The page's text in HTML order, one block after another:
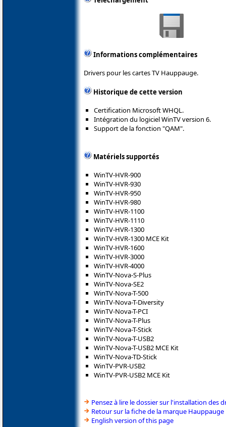
Informations complémentaires
Drivers pour les cartes TV Hauppauge.
Historique de cette version
Certification Microsoft WHQL.
Intégration du logiciel WinTV version 6.
Support de la fonction "QAM".
Matériels supportés
WinTV-HVR-900
WinTV-HVR-930
WinTV-HVR-950
WinTV-HVR-980
WinTV-HVR-1100
WinTV-HVR-1110
WinTV-HVR-1300
WinTV-HVR-1300 MCE Kit
WinTV-HVR-1600
WinTV-HVR-3000
WinTV-HVR-4000
WinTV-Nova-S-Plus
WinTV-Nova-SE2
WinTV-Nova-T-500
WinTV-Nova-T-Diversity
WinTV-Nova-T-PCI
WinTV-Nova-T-Plus
WinTV-Nova-T-Stick
WinTV-Nova-T-USB2
WinTV-Nova-T-USB2 MCE Kit
WinTV-Nova-TD-Stick
WinTV-PVR-USB2
WinTV-PVR-USB2 MCE Kit
Pensez à lire le dossier sur l'installation des
Retour sur la fiche de la marque Hauppauge
English version of this page